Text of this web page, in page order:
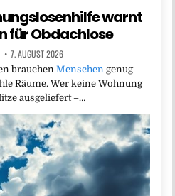
warnt
für Obdachlose
7. AUGUST 2026
brauchen Menschen genug
Räume. Wer keine Wohnung
ausgeliefert –…